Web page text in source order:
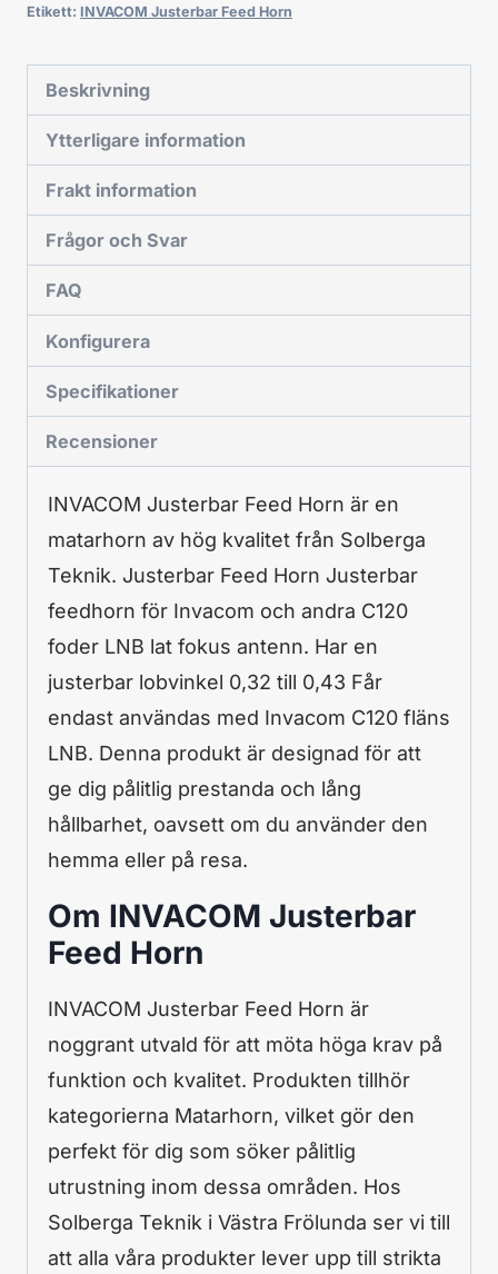
Etikett: INVACOM Justerbar Feed Horn
Beskrivning
Ytterligare information
Frakt information
Frågor och Svar
FAQ
Konfigurera
Specifikationer
Recensioner
INVACOM Justerbar Feed Horn är en
matarhorn av hög kvalitet från Solberga
Teknik. Justerbar Feed Horn Justerbar
feedhorn för Invacom och andra C120
foder LNB lat fokus antenn. Har en
justerbar lobvinkel 0,32 till 0,43 Får
endast användas med Invacom C120 fläns
LNB. Denna produkt är designad för att
ge dig pålitlig prestanda och lång
hållbarhet, oavsett om du använder den
hemma eller på resa.
Om INVACOM Justerbar
Feed Horn
INVACOM Justerbar Feed Horn är
noggrant utvald för att möta höga krav på
funktion och kvalitet. Produkten tillhör
kategorierna Matarhorn, vilket gör den
perfekt för dig som söker pålitlig
utrustning inom dessa områden. Hos
Solberga Teknik i Västra Frölunda ser vi till
att alla våra produkter lever upp till strikta